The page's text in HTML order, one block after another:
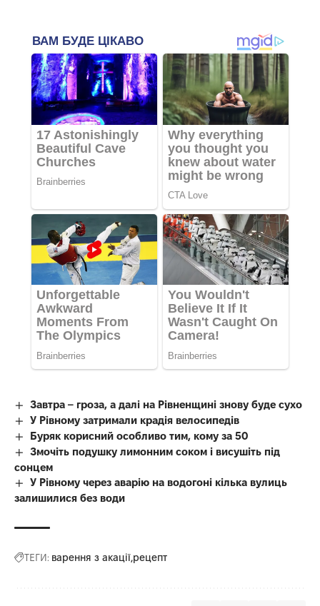
Завтра – гроза, а далі на Рівненщині знову буде сухо
У Рівному затримали крадія велосипедів
Буряк корисний особливо тим, кому за 50
Змочіть подушку лимонним соком і висушіть під
сонцем
У Рівному через аварію на водогоні кілька вулиць
залишилися без води
ТЕГИ: варення з акації рецепт